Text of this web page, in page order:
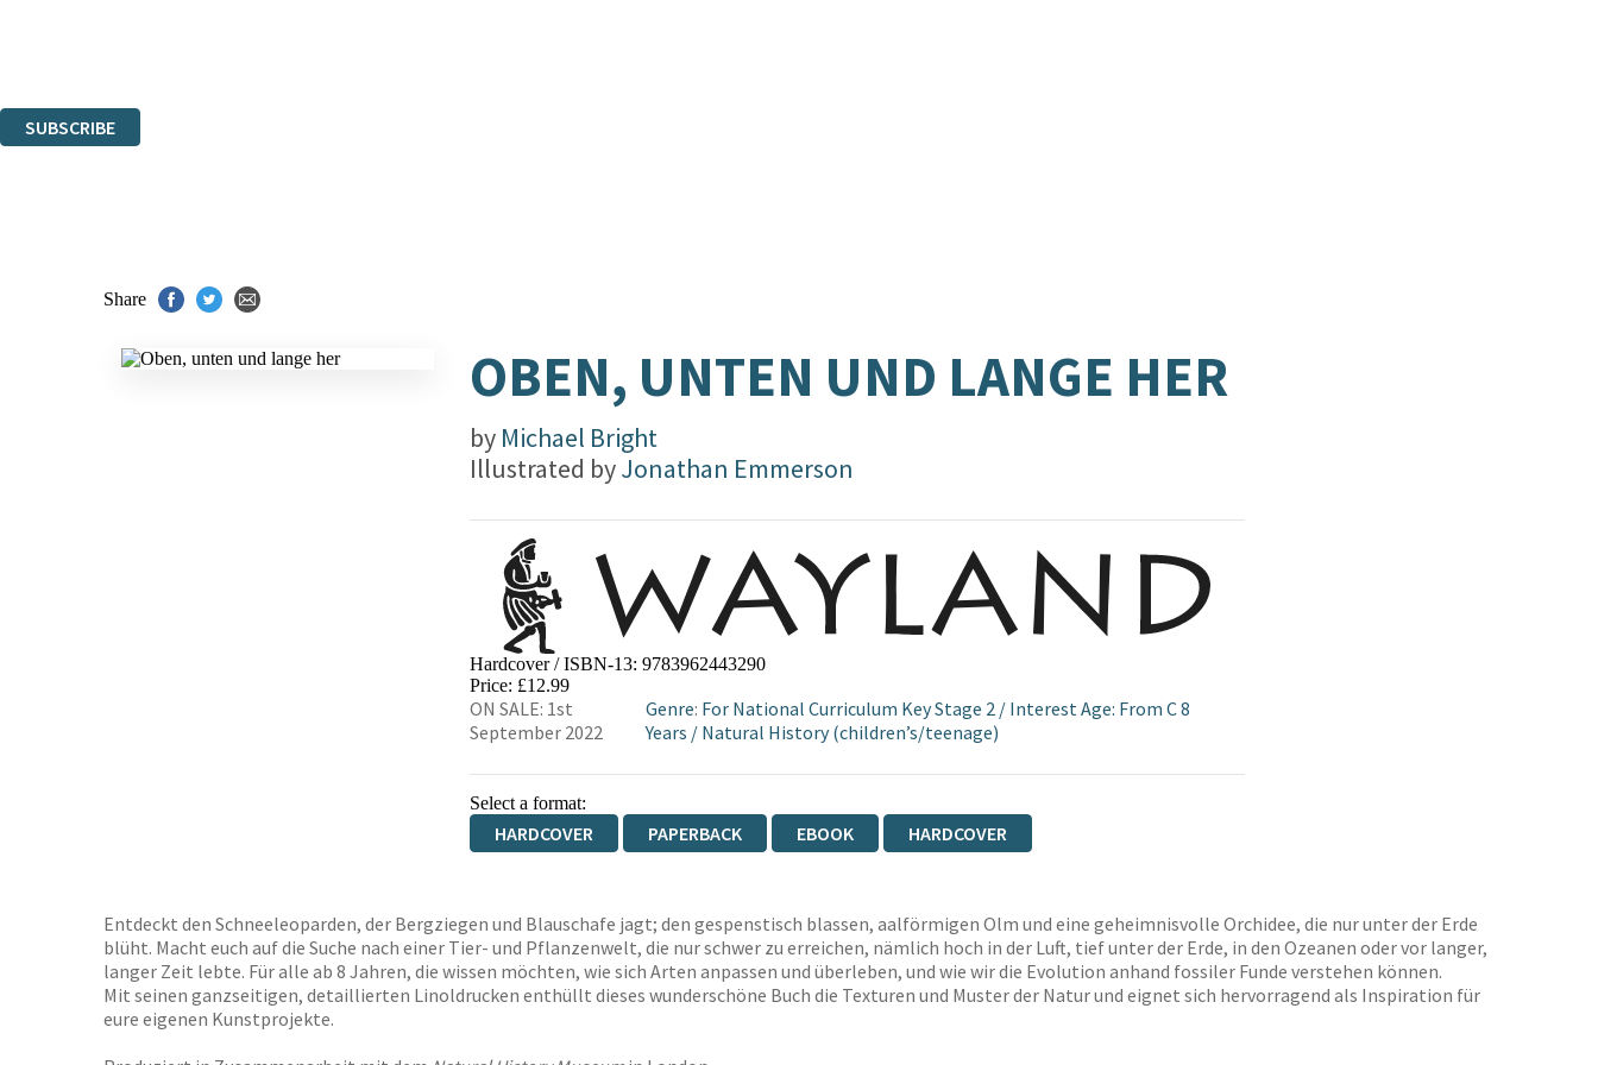
SUBSCRIBE
Share
OBEN, UNTEN UND LANGE HER
by Michael Bright
Illustrated byJonathan Emmerson
Hardcover / ISBN-13: 9783962443290
Price: £12.99
ON SALE: 1st
September 2022
Genre: For National Curriculum Key Stage 2 / Interest Age: From C 8
Years / Natural History (children’s/teenage)
Select a format:
HARDCOVER PAPERBACK EBOOK HARDCOVER
Entdeckt den Schneeleoparden, der Bergziegen und Blauschafe jagt; den gespenstisch blassen, aalförmigen Olm und eine geheimnisvolle Orchidee, die nur unter der Erde
blüht. Macht euch auf die Suche nach einer Tier- und Pflanzenwelt, die nur schwer zu erreichen, nämlich hoch in der Luft, tief unter der Erde, in den Ozeanen oder vor langer,
langer Zeit lebte. Für alle ab 8 Jahren, die wissen möchten, wie sich Arten anpassen und überleben, und wie wir die Evolution anhand fossiler Funde verstehen können.
Mit seinen ganzseitigen, detaillierten Linoldrucken enthüllt dieses wunderschöne Buch die Texturen und Muster der Natur und eignet sich hervorragend als Inspiration für
eure eigenen Kunstprojekte.